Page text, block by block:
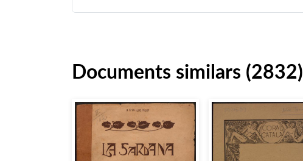
Documents similars (2832)